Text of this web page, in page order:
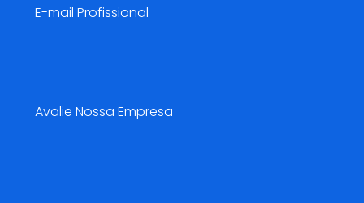
E-mail Profissional
Avalie Nossa Empresa